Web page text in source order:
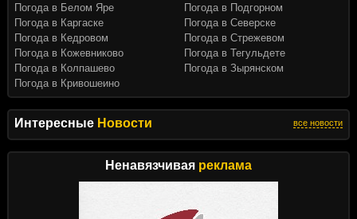
Интересные Новости все новости
Ненавязчивая реклама
Погода в Белом Яре
Погода в Каргаске
Погода в Кедровом
Погода в Кожевниково
Погода в Колпашево
Погода в Кривошеино
Погода в Подгорном
Погода в Северске
Погода в Стрежевом
Погода в Тегульдете
Погода в Зырянском